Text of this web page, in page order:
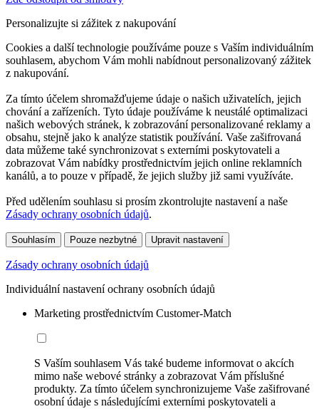
Personalizujte si zážitek z nakupování
Cookies a další technologie používáme pouze s Vaším individuálním
souhlasem, abychom Vám mohli nabídnout personalizovaný zážitek
z nakupování.
Za tímto účelem shromažďujeme údaje o našich uživatelích, jejich
chování a zařízeních. Tyto údaje používáme k neustálé optimalizaci
našich webových stránek, k zobrazování personalizované reklamy a
obsahu, stejně jako k analýze statistik používání. Vaše zašifrovaná
data můžeme také synchronizovat s externími poskytovateli a
zobrazovat Vám nabídky prostřednictvím jejich online reklamních
kanálů, a to pouze v případě, že jejich služby již sami využíváte.
Před udělením souhlasu si prosím zkontrolujte nastavení a naše
Zásady ochrany osobních údajů.
Souhlasím Pouze nezbytné Upravit nastavení
Zásady ochrany osobních údajů
Individuální nastavení ochrany osobních údajů
Marketing prostřednictvím Customer-Match
S Vaším souhlasem Vás také budeme informovat o akcích
mimo naše webové stránky a zobrazovat Vám příslušné
produkty. Za tímto účelem synchronizujeme Vaše zašifrované
osobní údaje s následujícími externími poskytovateli a